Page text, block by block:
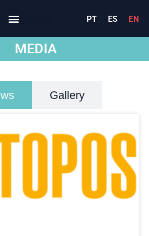
PT ES EN
MEDIA
Gallery